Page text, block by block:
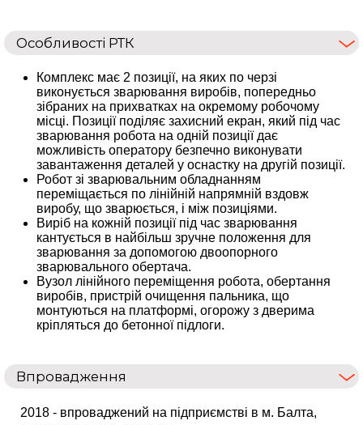
Особливості РТК
Комплекс має 2 позиції, на яких по черзі
виконується зварювання виробів, попередньо
зібраних на прихватках на окремому робочому
місці. Позиції поділяє захисний екран, який під час
зварювання робота на одній позиції дає
можливість оператору безпечно виконувати
завантаження деталей у оснастку на другій позиції.
Робот зі зварювальним обладнанням
переміщається по лінійній напрямній вздовж
виробу, що зварюється, і між позиціями.
Виріб на кожній позиції під час зварювання
кантується в найбільш зручне положення для
зварювання за допомогою двоопорного
зварювального обертача.
Вузол лінійного переміщення робота, обертання
виробів, пристрій очищення пальника, що
монтуються на платформі, огорожу з дверима
кріпляться до бетонної підлоги.
Впровадження
2018 - впроваджений на підприємстві в м. Балта,